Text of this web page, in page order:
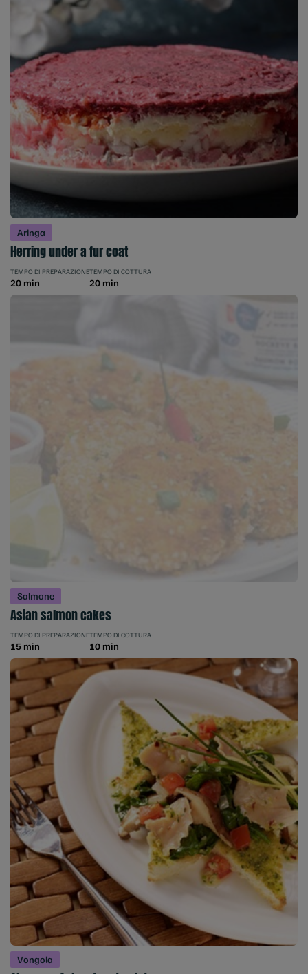
Aringa
Herring under a fur coat
TEMPO DI PREPARAZIONE
20 min
TEMPO DI COTTURA
20 min
Salmone
Asian salmon cakes
TEMPO DI PREPARAZIONE
15 min
TEMPO DI COTTURA
10 min
Vongola